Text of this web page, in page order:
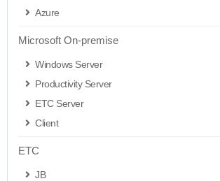
Azure
Microsoft On-premise
Windows Server
Productivity Server
ETC Server
Client
ETC
JB